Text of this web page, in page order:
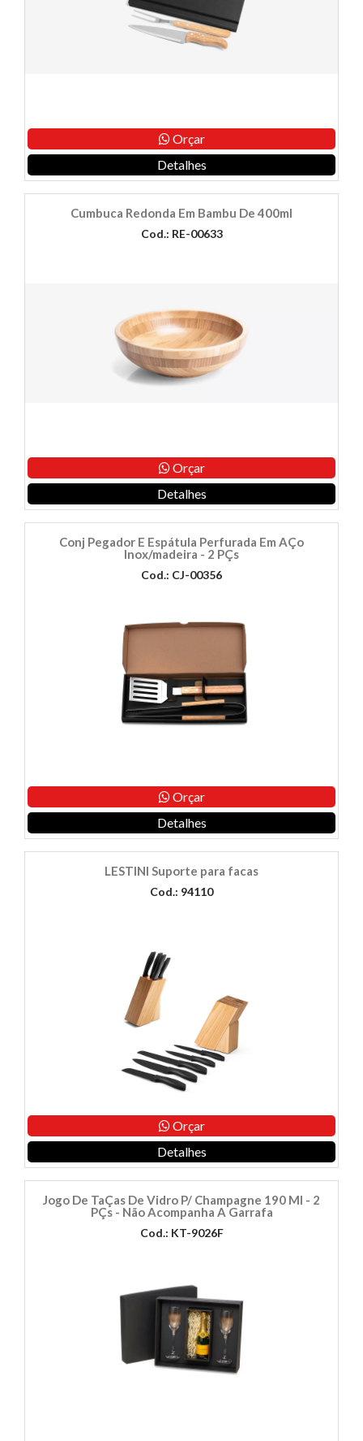
Orçar
Detalhes
Cumbuca Redonda Em Bambu De 400ml
Cod.: RE-00633
Orçar
Detalhes
Conj Pegador E Espátula Perfurada Em AÇo
Inox/madeira - 2 PÇs
Cod.: CJ-00356
Orçar
Detalhes
LESTINI Suporte para facas
Cod.: 94110
Orçar
Detalhes
Jogo De TaÇas De Vidro P/ Champagne 190 Ml - 2
PÇs - Não Acompanha A Garrafa
Cod.: KT-9026F